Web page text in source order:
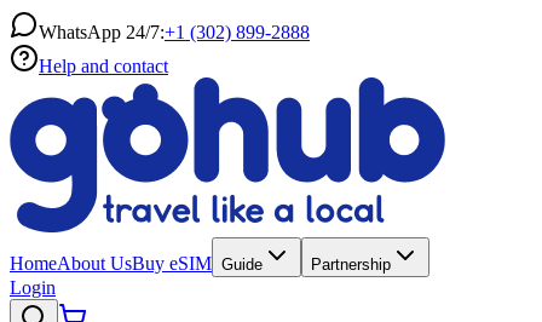
WhatsApp 24/7:+1 (302) 899-2888
Help and contact
HomeAbout UsBuy eSIM Guide Partnership
Login